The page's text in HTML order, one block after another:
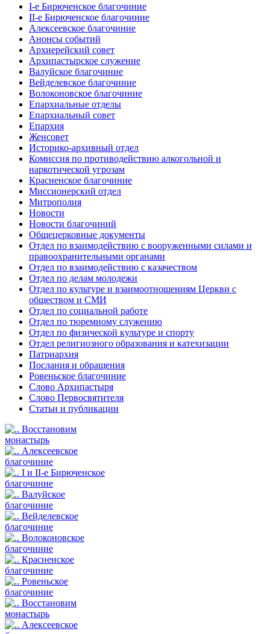
I-е Бирюченское благочиние
II-е Бирюченское благочиние
Алексеевское благочиние
Анонсы событий
Архиерейский совет
Архипастырское служение
Валуйское благочиние
Вейделевское благочиние
Волоконовское благочиние
Епархиальные отделы
Епархиальный совет
Епархия
Женсовет
Историко-архивный отдел
Комиссия по противодействию алкогольной и
наркотической угрозам
Красненское благочиние
Миссионерский отдел
Митрополия
Новости
Новости благочиний
Общецерковные документы
Отдел по взаимодействию с вооруженными силами и
правоохранительными органами
Отдел по взаимодействию с казачеством
Отдел по делам молодежи
Отдел по культуре и взаимоотношениям Церкви с
обществом и СМИ
Отдел по социальной работе
Отдел по тюремному служению
Отдел по физической культуре и спорту
Отдел религиозного образования и катехизации
Патриархия
Послания и обращения
Ровеньское благочиние
Слово Архипастыря
Слово Первосвятителя
Статьи и публикации
Восстановим
монастырь
Алексеевское
благочиние
I и II-е Бирюченское
благочиние
Валуйское
благочиние
Вейделевское
благочиние
Волоконовское
благочиние
Красненское
благочиние
Ровеньское
благочиние
Восстановим
монастырь
Алексеевское